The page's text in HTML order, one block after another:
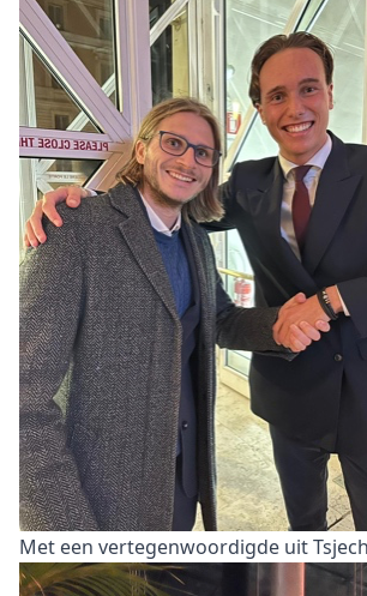
Met een vertegenwoordigde uit